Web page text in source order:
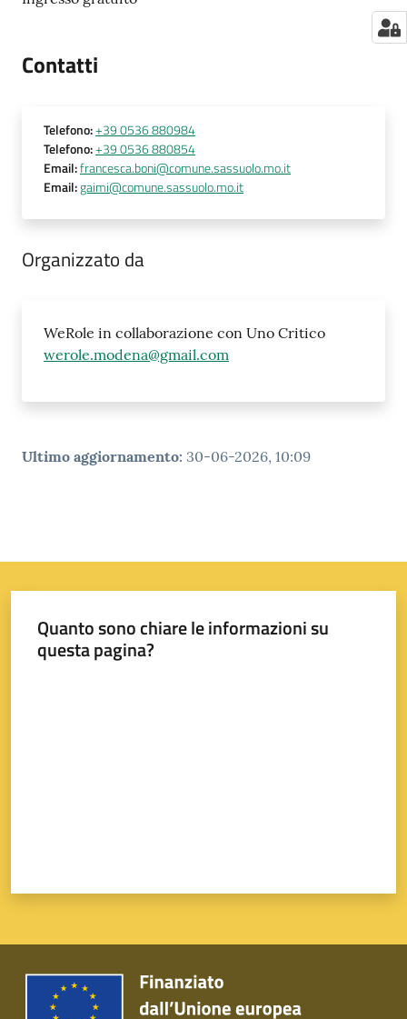
Contatti
Telefono:+39 0536 880984
Telefono:+39 0536 880854
Email:francesca.boni@comune.sassuolo.mo.it
Email:gaimi@comune.sassuolo.mo.it
Organizzato da
WeRole in collaborazione con Uno Critico
werole.modena@gmail.com
Ultimo aggiornamento: 30-06-2026, 10:09
Quanto sono chiare le informazioni su
questa pagina?